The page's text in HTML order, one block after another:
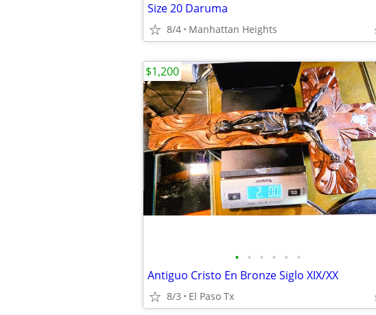
Size 20 Daruma
8/4 Manhattan Heights
• • • • • •
Antiguo Cristo En Bronze Siglo XIX/XX
8/3 El Paso Tx
$1,200